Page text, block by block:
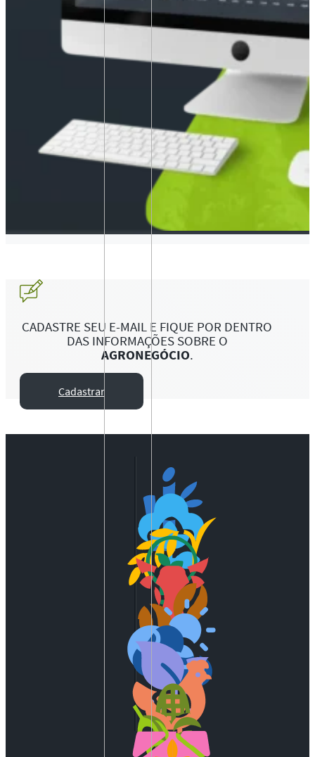
CADASTRE SEU E-MAIL E FIQUE POR DENTRO
DAS INFORMAÇÕES SOBRE O
AGRONEGÓCIO.
Cadastrar